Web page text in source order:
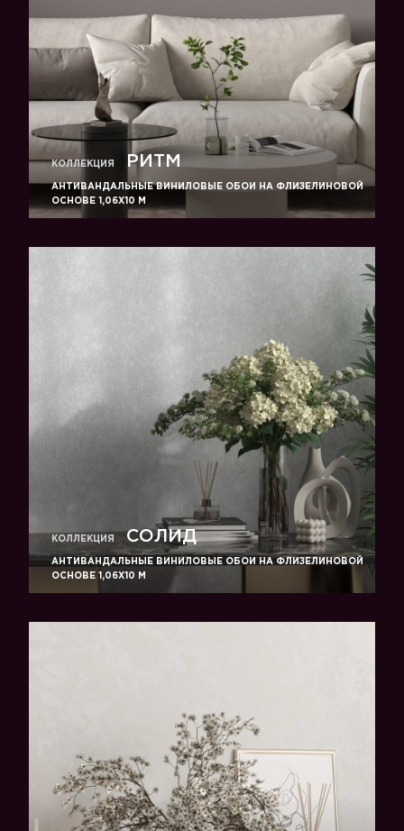
КОЛЛЕКЦИЯ РИТМ
АНТИВАНДАЛЬНЫЕ ВИНИЛОВЫЕ ОБОИ НА ФЛИЗЕЛИНОВОЙ
ОСНОВЕ 1,06Х10 М
КОЛЛЕКЦИЯ СОЛИД
АНТИВАНДАЛЬНЫЕ ВИНИЛОВЫЕ ОБОИ НА ФЛИЗЕЛИНОВОЙ
ОСНОВЕ 1,06Х10 М